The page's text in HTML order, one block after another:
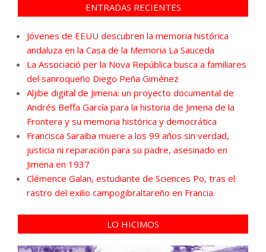
ENTRADAS RECIENTES
Jóvenes de EEUU descubren la memoria histórica
andaluza en la Casa de la Memoria La Sauceda
La Associació per la Nova República busca a familiares
del sanroqueño Diego Peña Giménez
Aljibe digital de Jimena: un proyecto documental de
Andrés Beffa García para la historia de Jimena de la
Frontera y su memoria histórica y democrática
Francisca Saraiba muere a los 99 años sin verdad,
justicia ni reparación para su padre, asesinado en
Jimena en 1937
Clémence Galan, estudiante de Sciences Po, tras el
rastro del exilio campogibraltareño en Francia
LO HICIMOS